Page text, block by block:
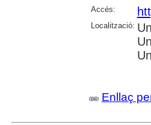
Accés:
Localització:
Enllaç